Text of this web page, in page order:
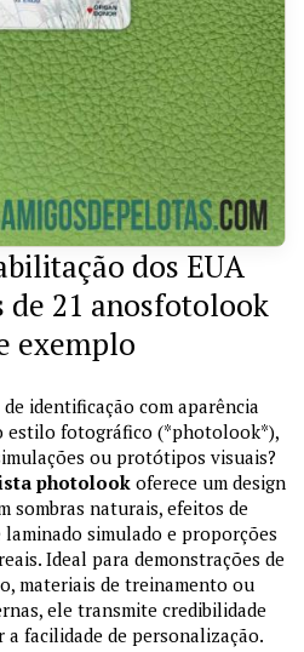
dos EUA
de 21 anosfotolook
exemplo
identificação com aparência
estilo fotográfico (*photolook*),
ou protótipos visuais?
photolookoferece um design
sombras naturais, efeitos de
simulado e proporções
Ideal para demonstrações de
materiais de treinamento ou
ele transmite credibilidade
facilidade de personalização.